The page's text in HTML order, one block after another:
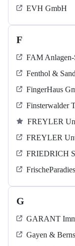
EVH GmbH
F
FAM
Fenthol &
FingerHaus
Finsterwalder
FREYLER
FREYLER
FRIEDRICH
G
GARANT
Gayen &